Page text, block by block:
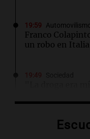
19:59
Franco
un robo en
Moyano